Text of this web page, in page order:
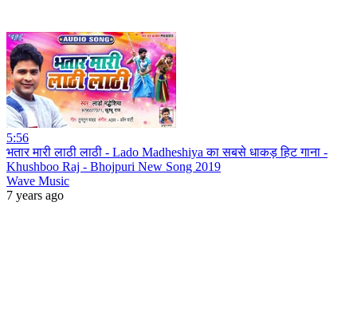
5:56
भतार मारी लाठी लाठी - Lado Madheshiya का सबसे धाकड़ हिट गाना -
Khushboo Raj - Bhojpuri New Song 2019
Wave Music
7 years ago